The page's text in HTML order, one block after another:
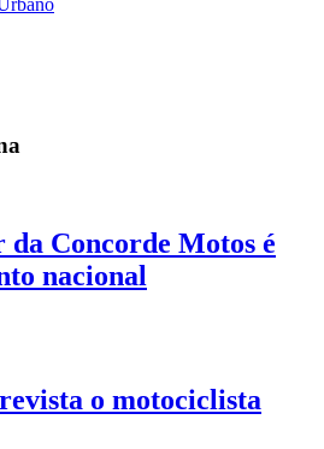
Concorde Motos é
nacional
o motociclista